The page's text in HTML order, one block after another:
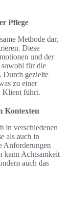
Pflege
Methode dar,
Diese
und der
sowohl für die
Durch gezielte
zu einer
Klient führt.
Kontexten
in verschiedenen
als auch in
Anforderungen
kann Achtsamkeit
auch das